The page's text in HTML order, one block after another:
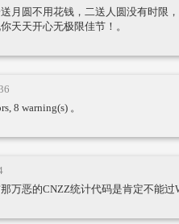
月圆不用花钱，二送人圆没有时限
天天开心无极限佳节！。
8 warning(s) 。
万恶的CNZZ统计代码是肯定不能过